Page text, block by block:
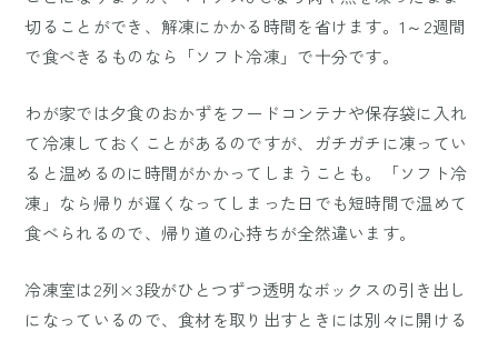
切ることができ、解凍にかかる時間を省けます。1～2週間
で食べきるものなら「ソフト冷凍」で十分です。
わが家では夕食のおかずをフードコンテナや保存袋に入れ
て冷凍しておくことがあるのですが、ガチガチに凍ってい
ると温めるのに時間がかかってしまうことも。「ソフト冷
凍」なら帰りが遅くなってしまった日でも短時間で温めて
食べられるので、帰り道の心持ちが全然違います。
冷凍室は2列×3段がひとつずつ透明なボックスの引き出し
になっているので、食材を取り出すときには別々に開ける